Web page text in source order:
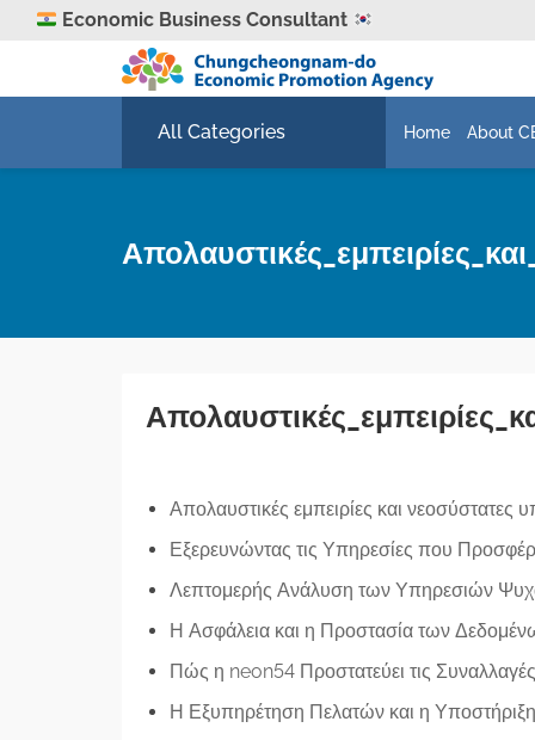
Economic Business Consultant
All Categories Home About
Απολαυστικές εμπειρίες και νεοσύστατες
Εξερευνώντας τις Υπηρεσίες που
Λεπτομερής Ανάλυση των Υπηρεσιών
Η Ασφάλεια και η Προστασία των
Πώς η neon54 Προστατεύει τις
Η Εξυπηρέτηση Πελατών και η